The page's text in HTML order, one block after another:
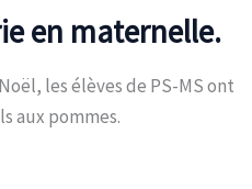
en maternelle.
les élèves de PS-MS ont
aux pommes.